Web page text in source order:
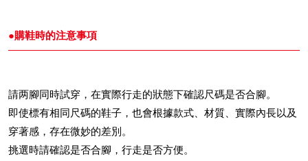
●購鞋時的注意事項
請两腳同時試穿，在實際行走的狀態下確認尺碼是否合腳。
即使標有相同尺碼的鞋子，也會根據款式、材質、實際內長以及
穿著感，存在微妙的差別。
挑選時請確認是否合腳，行走是否方便。